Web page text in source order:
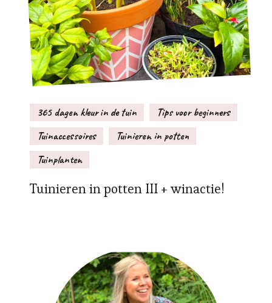
365 dagen kleur in de tuin
Tips voor beginners
Tuinaccessoires
Tuinieren in potten
Tuinplanten
Tuinieren in potten III + winactie!